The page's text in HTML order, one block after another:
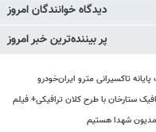
دیدگاه خوانندگان امروز
پر بیننده‌ترین خبر امروز
پایانه تاکسیرانی مترو ایران‌خودرو
ستارخان با طرح کلان ترافیکی+ فیلم
مدیون شهدا هستیم